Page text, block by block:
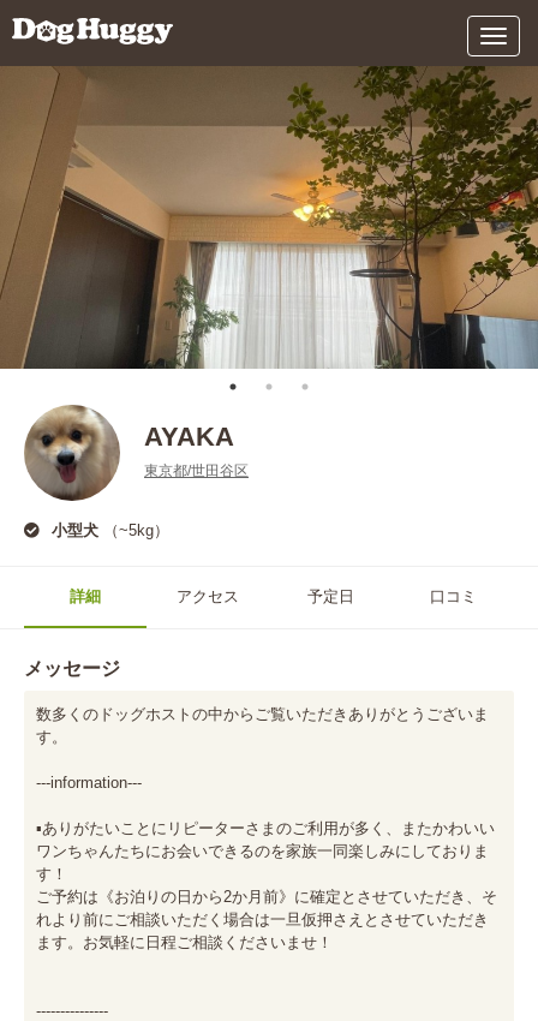
メ
ニ
ュ
ー
AYAKA
東京都/世田谷区
小型犬 （~5kg）
詳細 アクセス 予定日 口コミ
メッセージ
数多くのドッグホストの中からご覧いただきありがとうございま
す。
---information---
▪︎ありがたいことにリピーターさまのご利用が多く、またかわいい
ワンちゃんたちにお会いできるのを家族一同楽しみにしておりま
す！
ご予約は《お泊りの日から2か月前》に確定とさせていただき、そ
れより前にご相談いただく場合は一旦仮押さえとさせていただき
ます。お気軽に日程ご相談くださいませ！
---------------